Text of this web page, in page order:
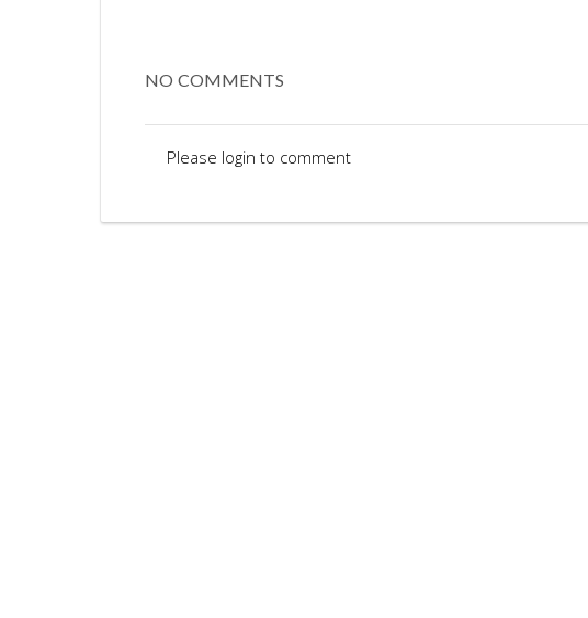
NO COMMENTS
Please login to comment